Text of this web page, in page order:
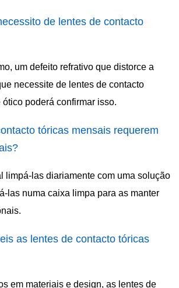
de lentes de contacto
um defeito refrativo que distorce a
necessite de lentes de contacto
poderá confirmar isso.
tóricas mensais requerem
limpá-las diariamente com uma solução
las numa caixa limpa para as manter
as lentes de contacto tóricas
em materiais e design, as lentes de